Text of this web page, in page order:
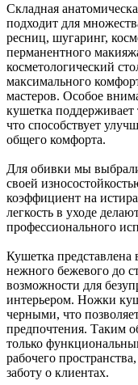
Складная
подходит для
ресниц, шугаринг,
перманентного
косметологический
максимального
мастеров. Особое
кушетка поддерживает
что способствует
общего комфорта.
Для обивки мы
своей
коэффициент на
легкость в уходе
профессионального
Кушетка представлена
нежного бежевого до
возможности для
интерьером. Ножки
черными, что
предпочтения. Таким
только
рабочего
заботу о клиентах.